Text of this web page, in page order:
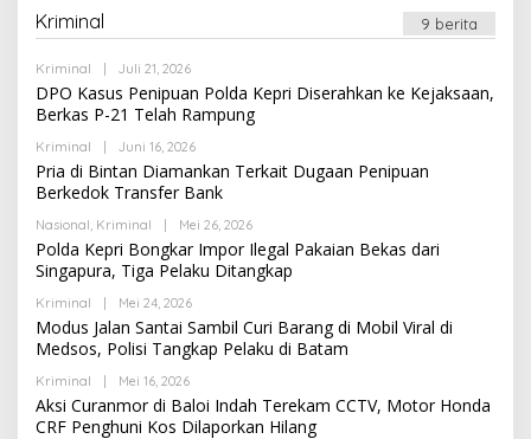
Kriminal 9 berita
Kriminal Juli 21, 2026Oleh
Newssportsaz_0q4zf1
DPO Kasus Penipuan Polda Kepri Diserahkan ke Kejaksaan,
Berkas P-21 Telah Rampung
Kriminal Juni 16, 2026Oleh
Newssportsaz_0q4zf1
Pria di Bintan Diamankan Terkait Dugaan Penipuan
Berkedok Transfer Bank
Nasional, Kriminal Mei 26, 2026Oleh
Newssportsaz_0q4zf1
Polda Kepri Bongkar Impor Ilegal Pakaian Bekas dari
Singapura, Tiga Pelaku Ditangkap
Kriminal Mei 24, 2026Oleh
Newssportsaz_0q4zf1
Modus Jalan Santai Sambil Curi Barang di Mobil Viral di
Medsos, Polisi Tangkap Pelaku di Batam
Kriminal Mei 16, 2026Oleh
Newssportsaz_0q4zf1
Aksi Curanmor di Baloi Indah Terekam CCTV, Motor Honda
CRF Penghuni Kos Dilaporkan Hilang